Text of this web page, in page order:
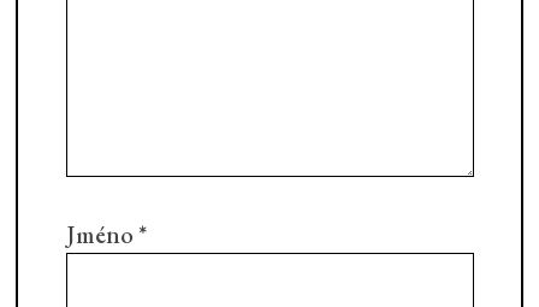
Jméno*